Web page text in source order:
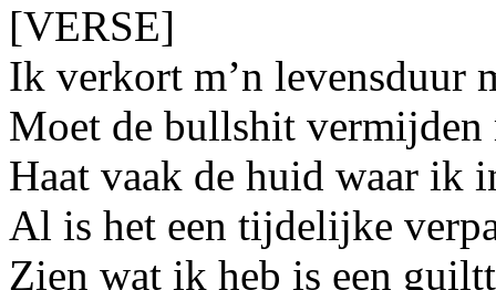
[VERSE]
Ik verkort m’n levensduur
Moet de bullshit
Haat vaak de huid waar ik
Al is het een tijdelijke
Zien wat ik heb is een